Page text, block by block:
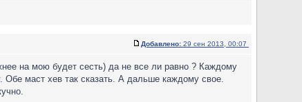
Добавлено: 29 сен 2013, 00:07
на мою будет сесть) да не все ли равно ? Каждому
маст хев так сказать. А дальше каждому свое.